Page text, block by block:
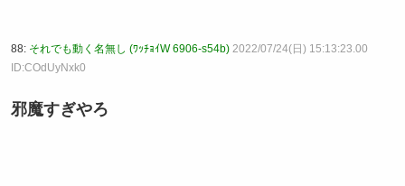
88: それでも動く名無し (ﾜｯﾁｮｲW 6906-s54b) 2022/07/24(日) 15:13:23.00
ID:COdUyNxk0
邪魔すぎやろ